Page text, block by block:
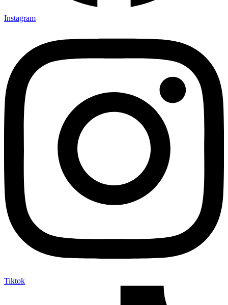
Instagram
Tiktok